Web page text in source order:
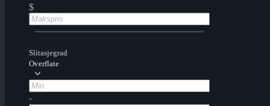
$
Slitasjegrad
Overflate
-